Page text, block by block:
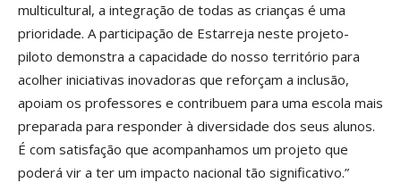
multicultural, a integração de todas as crianças é uma
prioridade. A participação de Estarreja neste projeto-
piloto demonstra a capacidade do nosso território para
acolher iniciativas inovadoras que reforçam a inclusão,
apoiam os professores e contribuem para uma escola mais
preparada para responder à diversidade dos seus alunos.
É com satisfação que acompanhamos um projeto que
poderá vir a ter um impacto nacional tão significativo.”